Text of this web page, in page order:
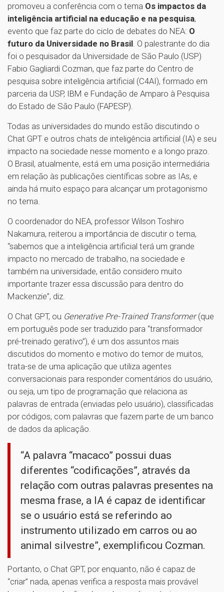
promoveu a conferência com o tema Os impactos da
inteligência artificial na educação e na pesquisa,
evento que faz parte do ciclo de debates do NEA: O
futuro da Universidade no Brasil . O palestrante do dia
foi o pesquisador da Universidade de São Paulo (USP)
Fabio Gagliardi Cozman, que faz parte do Centro de
pesquisa sobre inteligência artificial (C4AI), formado em
parceria da USP, IBM e Fundação de Amparo à Pesquisa
do Estado de São Paulo (FAPESP).
Todas as universidades do mundo estão discutindo o
Chat GPT e outros chats de inteligência artificial (IA) e seu
impacto na sociedade nesse momento e a longo prazo.
O Brasil, atualmente, está em uma posição intermediária
em relação às publicações científicas sobre as IAs, e
ainda há muito espaço para alcançar um protagonismo
no tema.
O coordenador do NEA, professor Wilson Toshiro
Nakamura, reiterou a importância de discutir o tema,
“sabemos que a inteligência artificial terá um grande
impacto no mercado de trabalho, na sociedade e
também na universidade, então considero muito
importante trazer essa discussão para dentro do
Mackenzie”, diz.
O Chat GPT, ou Generative Pre-Trained Transformer(que
em português pode ser traduzido para “transformador
pré-treinado gerativo”), é um dos assuntos mais
discutidos do momento e motivo do temor de muitos,
trata-se de uma aplicação que utiliza agentes
conversacionais para responder comentários do usuário,
ou seja, um tipo de programação que relaciona as
palavras de entrada (enviadas pelo usuário), classificadas
por códigos, com palavras que fazem parte de um banco
de dados da aplicação.
“A palavra “macaco” possui duas
diferentes “codificações”, através da
relação com outras palavras presentes na
mesma frase, a IA é capaz de identificar
se o usuário está se referindo ao
instrumento utilizado em carros ou ao
animal silvestre”, exemplificou Cozman.
Portanto, o Chat GPT, por enquanto, não é capaz de
“criar” nada, apenas verifica a resposta mais provável